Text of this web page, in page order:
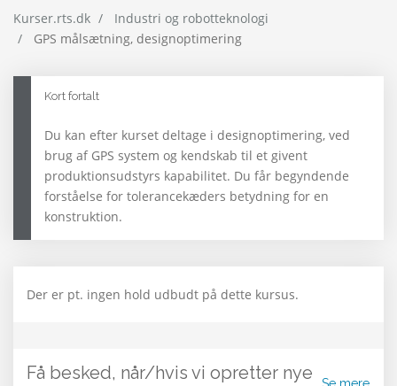
Kurser.rts.dk
Industri og robotteknologi
GPS målsætning, designoptimering
Kort fortalt
Du kan efter kurset deltage i designoptimering, ved
brug af GPS system og kendskab til et givent
produktionsudstyrs kapabilitet. Du får begyndende
forståelse for tolerancekæders betydning for en
konstruktion.
Der er pt. ingen hold udbudt på dette kursus.
Få besked, når/hvis vi opretter nye